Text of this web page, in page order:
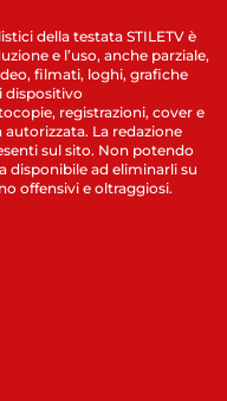
della testata STILETV è
e l’uso, anche parziale,
filmati, loghi, grafiche
dispositivo
registrazioni, cover e
La redazione
sul sito. Non potendo
disponibile ad eliminarli su
offensivi e oltraggiosi.